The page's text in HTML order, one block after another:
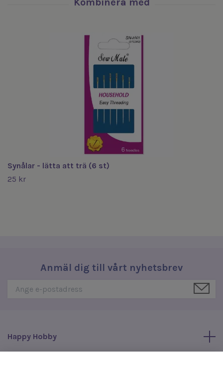
Synålar - lätta att trä (6 st)
25 kr
Anmäl dig till vårt nyhetsbrev
Happy Hobby